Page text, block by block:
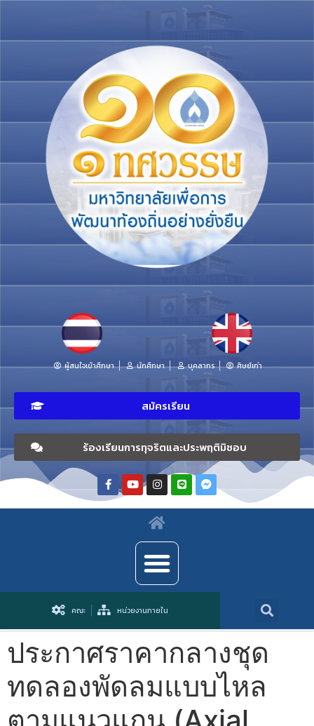
ผู้สนใจเข้าศึกษา นักศึกษา บุคลากร ศิษย์เก่า
สมัครเรียน
ร้องเรียนการทุจริตและประพฤติมิชอบ
คณะ หน่วยงานภายใน
ประกาศราคากลางชุด
ทดลองพัดลมแบบไหล